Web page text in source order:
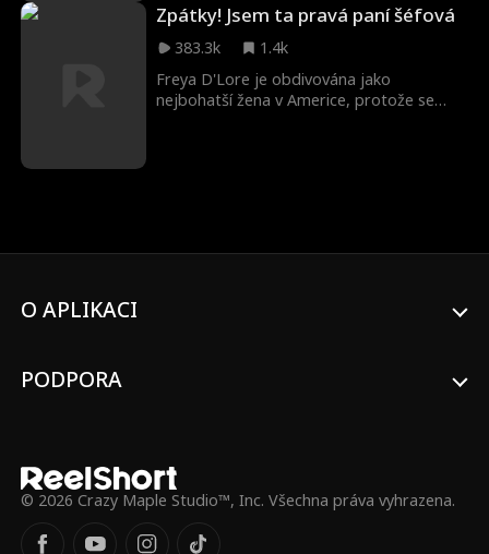
jeho bývalého zaměstnavatele, a když si
William uvědomí, že vyhodil nesprávného
člověka, je už příliš pozdě...
Zpátky! Jsem ta pravá paní šéfová
383.3k
1.4k
Freya D'Lore je obdivována jako
nejbohatší žena v Americe, protože se
O APLIKACI
PODPORA
© 2026 Crazy Maple Studio™, Inc. Všechna práva vyhrazena.